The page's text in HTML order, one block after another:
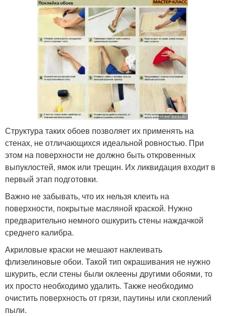
Структура таких обоев позволяет их применять на
стенах, не отличающихся идеальной ровностью. При
этом на поверхности не должно быть откровенных
выпуклостей, ямок или трещин. Их ликвидация входит в
первый этап подготовки.
Важно не забывать, что их нельзя клеить на
поверхности, покрытые масляной краской. Нужно
предварительно немного ошкурить стены наждачкой
среднего калибра.
Акриловые краски не мешают наклеивать
флизелиновые обои. Такой тип окрашивания не нужно
шкурить, если стены были оклеены другими обоями, то
их просто необходимо удалить. Также необходимо
очистить поверхность от грязи, паутины или скоплений
пыли.